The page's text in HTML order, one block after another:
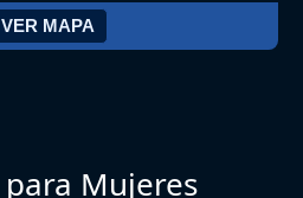
MAPA
Mujeres